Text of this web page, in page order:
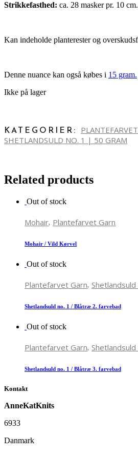
Strikkefasthed: ca. 28 masker pr. 10 cm.
Kan indeholde planterester og
Denne nuance kan også købes i 15 gram.
Ikke på lager
KATEGORIER:
SHETLANDSULD NO. 1 | 50 GRAM
Related products
Out of stock
Mohair, Plantefarvet Garn
Mohair / Vild Kørvel
Out of stock
Plantefarvet Garn,
Shetlandsuld no. 1 / Blåtræ 2. farvebad
Out of stock
Plantefarvet Garn,
Shetlandsuld no. 1 / Blåtræ 3. farvebad
Kontakt
AnneKatKnits
6933
Danmark